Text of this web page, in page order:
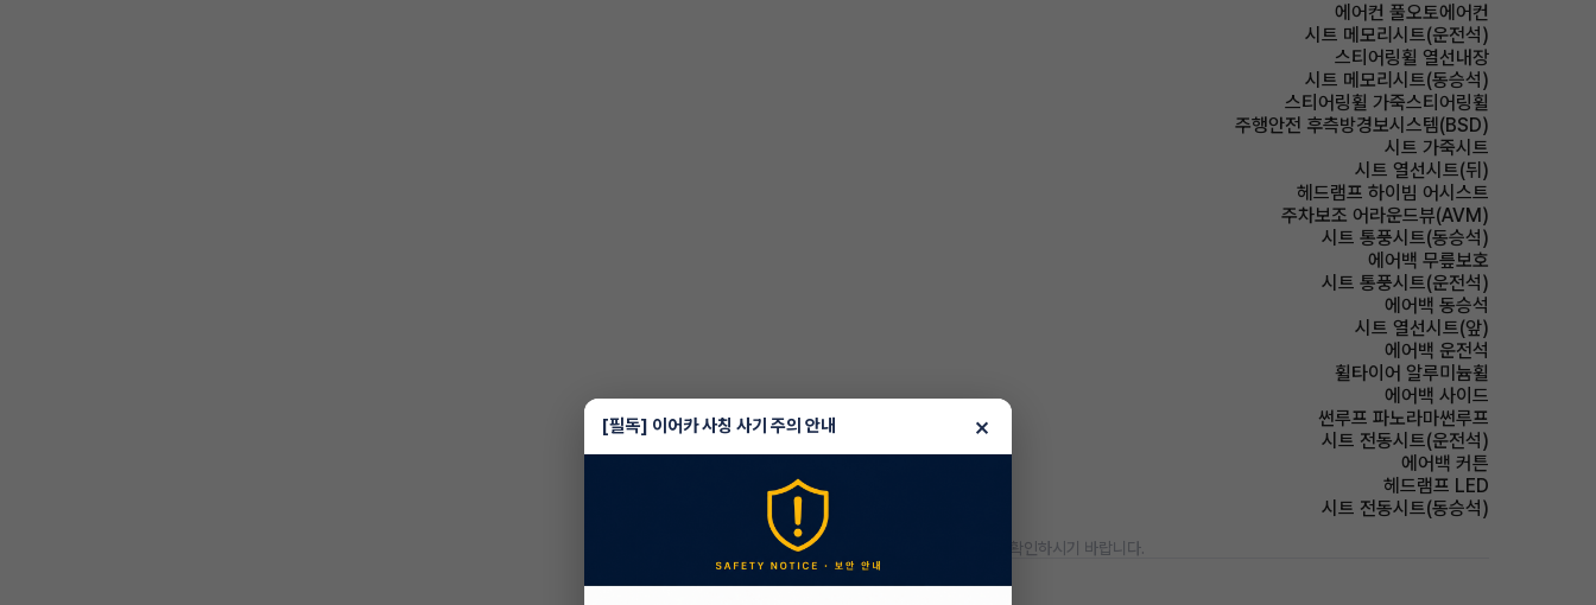
에어컨 풀오토에어컨
시트 메모리시트(운전석)
스티어링휠 열선내장
시트 메모리시트(동승석)
스티어링휠 가죽스티어링휠
주행안전 후측방경보시스템(BSD)
시트 가죽시트
시트 열선시트(뒤)
헤드램프 하이빔 어시스트
주차보조 어라운드뷰(AVM)
시트 통풍시트(동승석)
에어백 무릎보호
시트 통풍시트(운전석)
에어백 동승석
시트 열선시트(앞)
에어백 운전석
휠타이어 알루미늄휠
에어백 사이드
썬루프 파노라마썬루프
시트 전동시트(운전석)
에어백 커튼
헤드램프 LED
시트 전동시트(동승석)
* 정확한 정보는 판매자와 반드시 확인하시기 바랍니다.
차량 위치
[필독] 이어카 사칭 사기 주의 안내 ×